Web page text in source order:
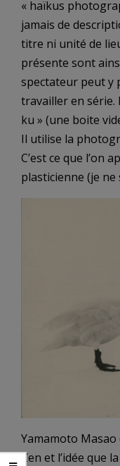
« haïkus
jamais de
titre ni unité de
présente sont
spectateur peut y
travailler en série.
ku » (une boite
Il utilise la
C’est ce que l’on
plasticienne (je ne
Yamamoto
Zen et l’idée que